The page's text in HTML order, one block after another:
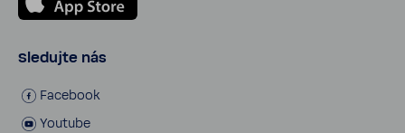
Sledujte nás
Face­book
Youtube